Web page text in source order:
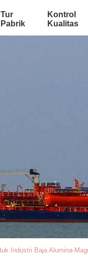
Tur
Pabrik
Kontrol
Kualitas
Industri Baja Alumina-